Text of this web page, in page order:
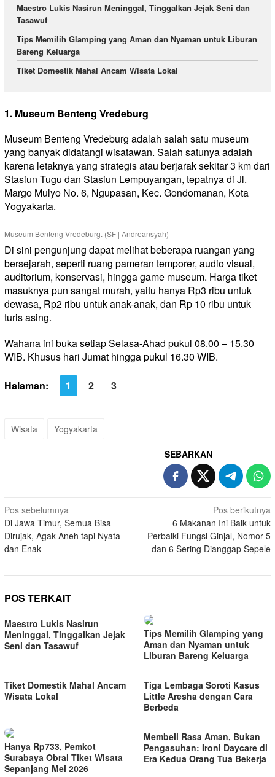
Maestro Lukis Nasirun Meninggal, Tinggalkan Jejak Seni dan
Tasawuf
Tips Memilih Glamping yang Aman dan Nyaman untuk Liburan
Bareng Keluarga
Tiket Domestik Mahal Ancam Wisata Lokal
1. Museum Benteng Vredeburg
Museum Benteng Vredeburg adalah salah satu museum
yang banyak didatangi wisatawan. Salah satunya adalah
karena letaknya yang strategis atau berjarak sekitar 3 km dari
Stasiun Tugu dan Stasiun Lempuyangan, tepatnya di Jl.
Margo Mulyo No. 6, Ngupasan, Kec. Gondomanan, Kota
Yogyakarta.
Museum Benteng Vredeburg. (SF | Andreansyah)
Di sini pengunjung dapat melihat beberapa ruangan yang
bersejarah, seperti ruang pameran temporer, audio visual,
auditorium, konservasi, hingga game museum. Harga tiket
masuknya pun sangat murah, yaitu hanya Rp3 ribu untuk
dewasa, Rp2 ribu untuk anak-anak, dan Rp 10 ribu untuk
turis asing.
Wahana ini buka setiap Selasa-Ahad pukul 08.00 – 15.30
WIB. Khusus hari Jumat hingga pukul 16.30 WIB.
Halaman: 1 2 3
Wisata Yogyakarta
SEBARKAN
Navigasi
pos
Pos sebelumnya
Di Jawa Timur, Semua Bisa
Dirujak, Agak Aneh tapi Nyata
dan Enak
Pos berikutnya
6 Makanan Ini Baik untuk
Perbaiki Fungsi Ginjal, Nomor 5
dan 6 Sering Dianggap Sepele
POS TERKAIT
Maestro Lukis Nasirun
Meninggal, Tinggalkan Jejak
Seni dan Tasawuf
Tips Memilih Glamping yang
Aman dan Nyaman untuk
Liburan Bareng Keluarga
Tiket Domestik Mahal Ancam
Wisata Lokal
Tiga Lembaga Soroti Kasus
Little Aresha dengan Cara
Berbeda
Hanya Rp733, Pemkot
Surabaya Obral Tiket Wisata
Sepanjang Mei 2026
Membeli Rasa Aman, Bukan
Pengasuhan: Ironi Daycare di
Era Kedua Orang Tua Bekerja